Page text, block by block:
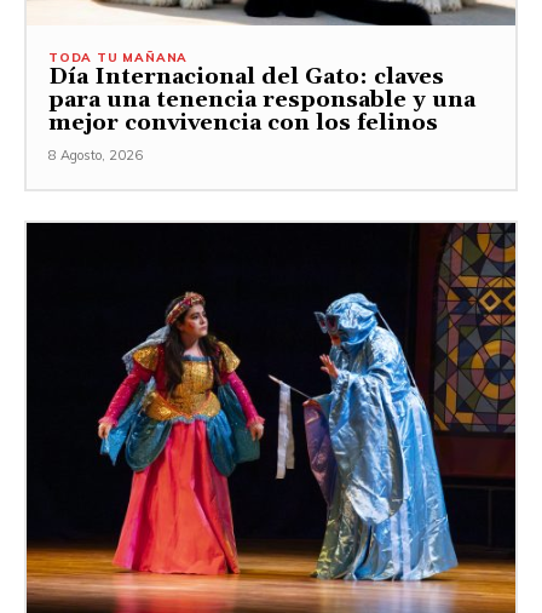
TODA TU MAÑANA
Día Internacional del Gato: claves
para una tenencia responsable y una
mejor convivencia con los felinos
8 Agosto, 2026